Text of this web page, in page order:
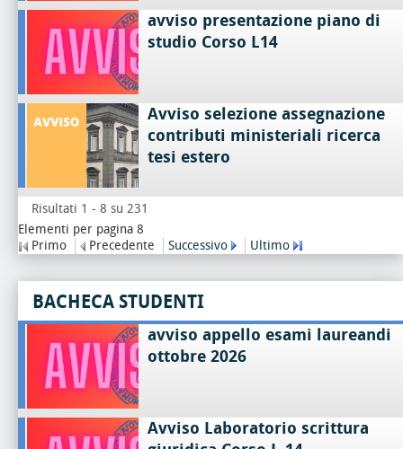
avviso presentazione piano di
studio Corso L14
Avviso selezione assegnazione
contributi ministeriali ricerca
tesi estero
Risultati 1 - 8 su 231
Elementi per pagina 8
Primo
Precedente Successivo Ultimo
BACHECA STUDENTI
avviso appello esami laureandi
ottobre 2026
Avviso Laboratorio scrittura